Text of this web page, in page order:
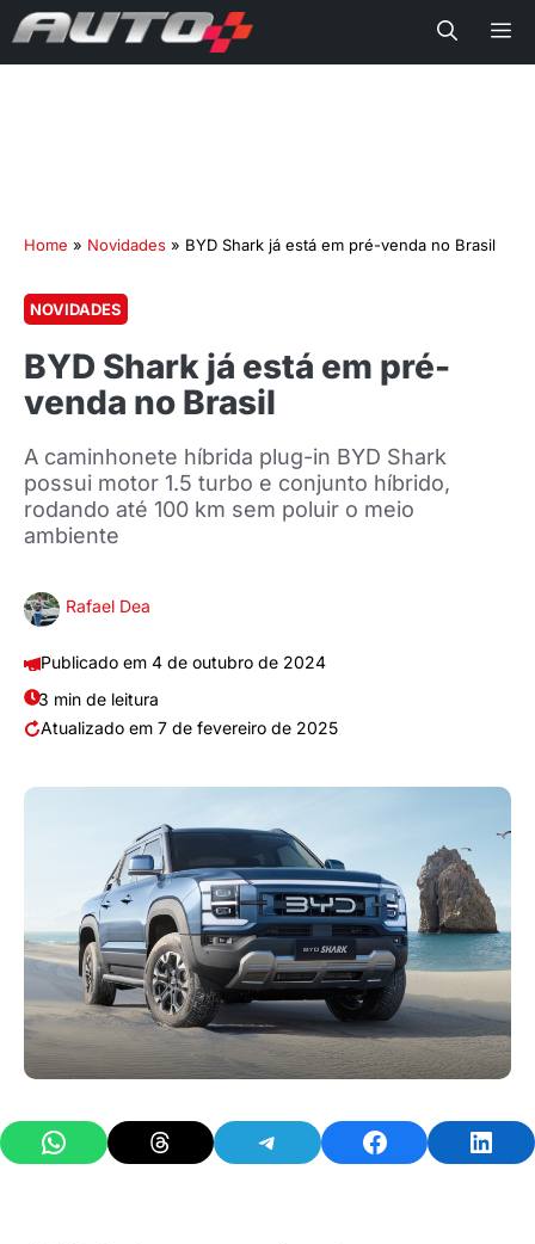
Home » Novidades » BYD Shark já está em pré-venda no Brasil
NOVIDADES
BYD Shark já está em pré-
venda no Brasil
A caminhonete híbrida plug-in BYD Shark
possui motor 1.5 turbo e conjunto híbrido,
rodando até 100 km sem poluir o meio
ambiente
Rafael Dea
4 de outubro de 2024
3 min de leitura
7 de fevereiro de 2025
Share on WhatsAppShare on ThreadsShare on TelegramShare on Facebook